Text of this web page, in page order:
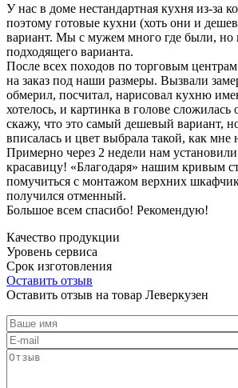
У нас в доме нестандартная кухня из-за
поэтому готовые кухни (хоть они и
вариант. Мы с мужем много где были, но
подходящего варианта.
После всех походов по торговым
на заказ под наши размеры. Вызвали
обмерил, посчитал, нарисовал кухню
хотелось, и картинка в голове сложилась
скажу, что это самый дешевый вариант,
вписалась и цвет выбрала такой, как мне
Примерно через 2 недели нам
красавицу! «Благодаря» нашим кривым
помучиться с монтажом верхних
получился отменный.
Большое всем спасибо! Рекомендую!
Качество продукции
Уровень сервиса
Срок изготовления
Оставить отзыв
Оставить отзыв на товар Леверкузен